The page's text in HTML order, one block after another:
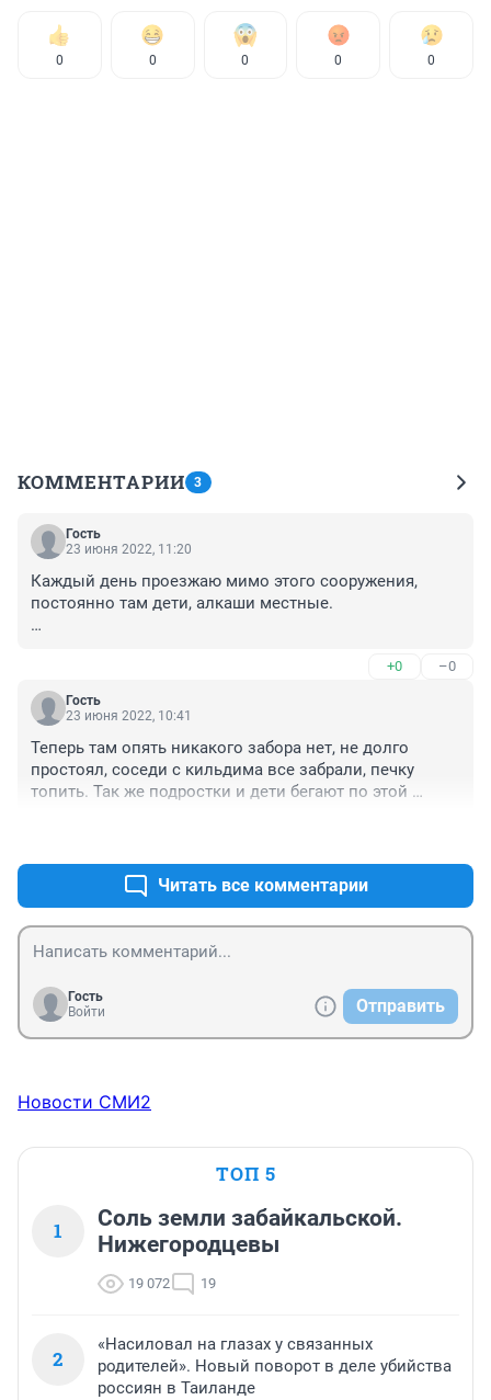
0 0 0 0 0
КОММЕНТАРИИ 3
Гость
23 июня 2022, 11:20
Каждый день проезжаю мимо этого сооружения,
постоянно там дети, алкаши местные.
Кстати случай, который вы описываете, был ближе к
осени, а не 22 июня.
+0 –0
Гость
23 июня 2022, 10:41
Теперь там опять никакого забора нет, не долго
простоял, соседи с кильдима все забрали, печку
топить. Так же подростки и дети бегают по этой
Читать все комментарии
Гость
Войти
Отправить
Новости СМИ2
ТОП 5
1
Соль земли забайкальской.
Нижегородцевы
19 072 19
2
«Насиловал на глазах у связанных
родителей». Новый поворот в деле убийства
россиян в Таиланде